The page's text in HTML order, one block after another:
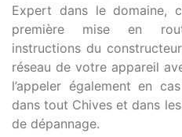
Expert dans le domaine,
première mise en
instructions du
réseau de votre appareil
l’appeler également en
dans tout Chives et dans
de dépannage.